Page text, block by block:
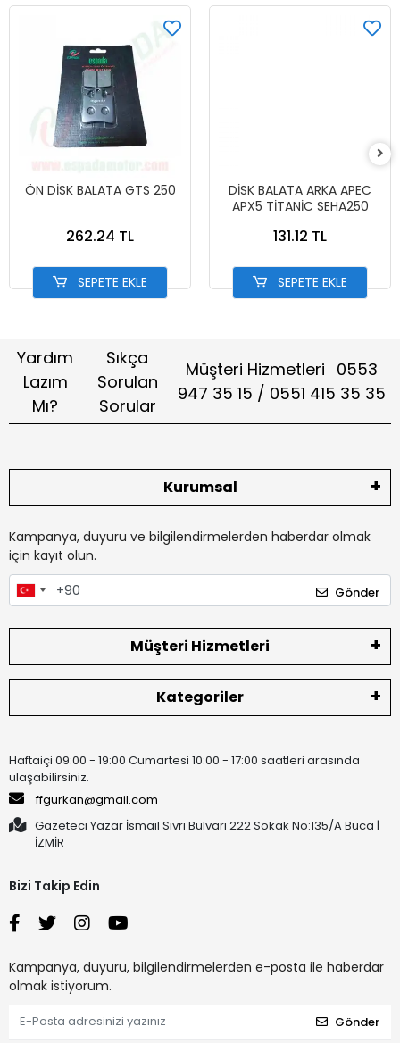
ÖN DİSK BALATA GTS 250
262.24 TL
SEPETE EKLE
DİSK BALATA ARKA APEC
APX5 TİTANİC SEHA250
131.12 TL
SEPETE EKLE
Yardım
Lazım
Mı?
Sıkça
Sorulan
Sorular
Müşteri Hizmetleri 0553
947 35 15 / 0551 415 35 35
Kurumsal
Kampanya, duyuru ve bilgilendirmelerden haberdar olmak
için kayıt olun.
Gönder
Müşteri Hizmetleri
Kategoriler
Haftaiçi 09:00 - 19:00 Cumartesi 10:00 - 17:00 saatleri arasında
ulaşabilirsiniz.
ffgurkan@gmail.com
Gazeteci Yazar İsmail Sivri Bulvarı 222 Sokak No:135/A Buca |
İZMİR
Bizi Takip Edin
Kampanya, duyuru, bilgilendirmelerden e-posta ile haberdar
olmak istiyorum.
Gönder